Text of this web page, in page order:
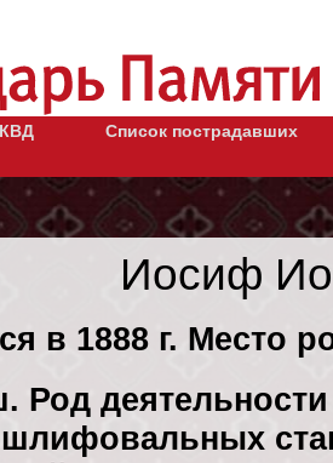
Список пострадавших
Иосиф
в 1888 г. Место
Род